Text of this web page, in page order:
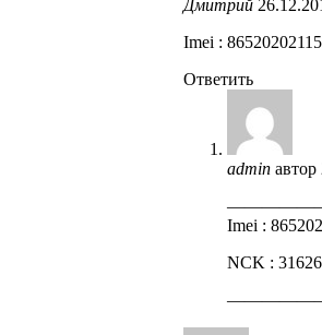
Дмитрий
Imei :
Ответить
admin автор
Imei :
NCK :